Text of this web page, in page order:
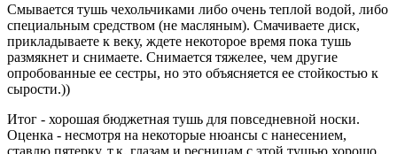
Смывается тушь чехольчиками либо очень теплой водой, либо
специальным средством (не масляным). Смачиваете диск,
прикладываете к веку, ждете некоторое время пока тушь
размякнет и снимаете. Снимается тяжелее, чем другие
опробованные ее сестры, но это объясняется ее стойкостью к
сырости.))
Итог - хорошая бюджетная тушь для повседневной носки.
Оценка - несмотря на некоторые нюансы с нанесением,
ставлю пятерку, т.к. глазам и ресницам с этой тушью хорошо.